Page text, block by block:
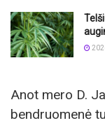
Anot mero D.
bendruomenė